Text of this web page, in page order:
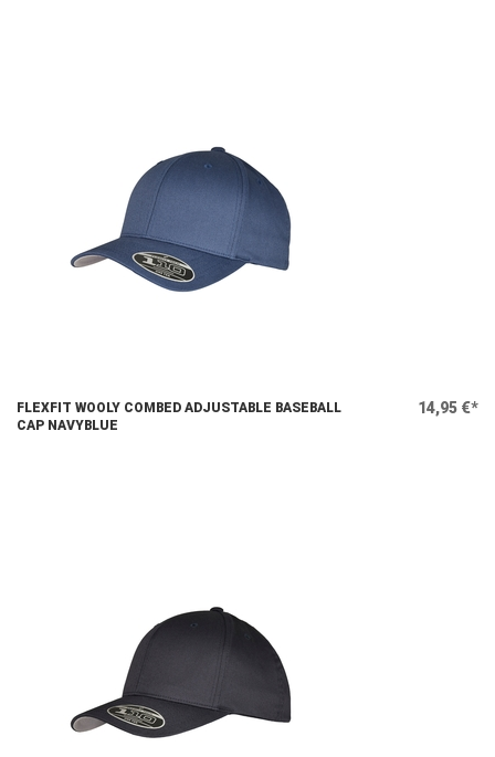
FLEXFIT WOOLY COMBED ADJUSTABLE BASEBALL
CAP NAVYBLUE
14,95 €*